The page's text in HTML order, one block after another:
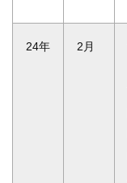
24年 2月